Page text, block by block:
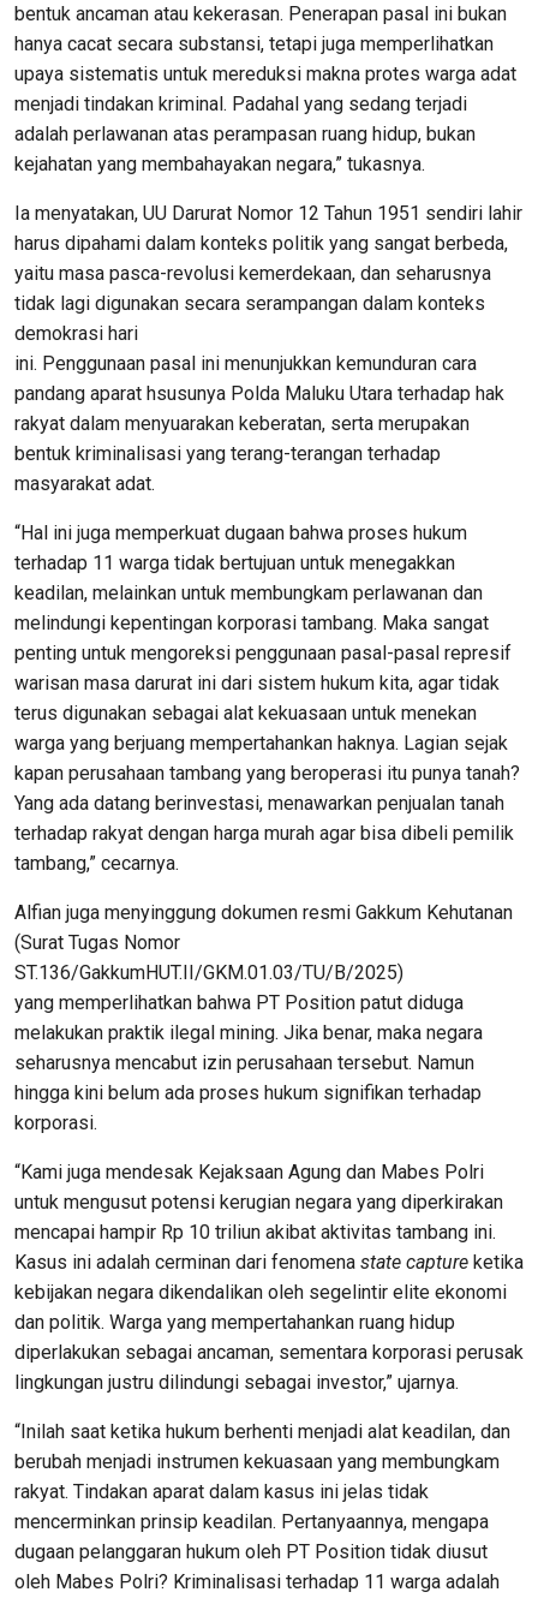
bentuk ancaman atau kekerasan. Penerapan pasal ini bukan
hanya cacat secara substansi, tetapi juga memperlihatkan
upaya sistematis untuk mereduksi makna protes warga adat
menjadi tindakan kriminal. Padahal yang sedang terjadi
adalah perlawanan atas perampasan ruang hidup, bukan
kejahatan yang membahayakan negara,” tukasnya.
Ia menyatakan, UU Darurat Nomor 12 Tahun 1951 sendiri lahir
harus dipahami dalam konteks politik yang sangat berbeda,
yaitu masa pasca-revolusi kemerdekaan, dan seharusnya
tidak lagi digunakan secara serampangan dalam konteks
demokrasi hari
ini. Penggunaan pasal ini menunjukkan kemunduran cara
pandang aparat hsusunya Polda Maluku Utara terhadap hak
rakyat dalam menyuarakan keberatan, serta merupakan
bentuk kriminalisasi yang terang-terangan terhadap
masyarakat adat.
“Hal ini juga memperkuat dugaan bahwa proses hukum
terhadap 11 warga tidak bertujuan untuk menegakkan
keadilan, melainkan untuk membungkam perlawanan dan
melindungi kepentingan korporasi tambang. Maka sangat
penting untuk mengoreksi penggunaan pasal-pasal represif
warisan masa darurat ini dari sistem hukum kita, agar tidak
terus digunakan sebagai alat kekuasaan untuk menekan
warga yang berjuang mempertahankan haknya. Lagian sejak
kapan perusahaan tambang yang beroperasi itu punya tanah?
Yang ada datang berinvestasi, menawarkan penjualan tanah
terhadap rakyat dengan harga murah agar bisa dibeli pemilik
tambang,” cecarnya.
Alfian juga menyinggung dokumen resmi Gakkum Kehutanan
(Surat Tugas Nomor
ST.136/GakkumHUT.II/GKM.01.03/TU/B/2025)
yang memperlihatkan bahwa PT Position patut diduga
melakukan praktik ilegal mining. Jika benar, maka negara
seharusnya mencabut izin perusahaan tersebut. Namun
hingga kini belum ada proses hukum signifikan terhadap
korporasi.
“Kami juga mendesak Kejaksaan Agung dan Mabes Polri
untuk mengusut potensi kerugian negara yang diperkirakan
mencapai hampir Rp 10 triliun akibat aktivitas tambang ini.
Kasus ini adalah cerminan dari fenomena state capture ketika
kebijakan negara dikendalikan oleh segelintir elite ekonomi
dan politik. Warga yang mempertahankan ruang hidup
diperlakukan sebagai ancaman, sementara korporasi perusak
lingkungan justru dilindungi sebagai investor,” ujarnya.
“Inilah saat ketika hukum berhenti menjadi alat keadilan, dan
berubah menjadi instrumen kekuasaan yang membungkam
rakyat. Tindakan aparat dalam kasus ini jelas tidak
mencerminkan prinsip keadilan. Pertanyaannya, mengapa
dugaan pelanggaran hukum oleh PT Position tidak diusut
oleh Mabes Polri? Kriminalisasi terhadap 11 warga adalah